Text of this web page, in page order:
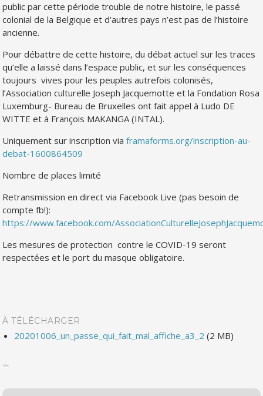
public par cette période trouble de notre histoire, le passé
colonial de la Belgique et d’autres pays n’est pas de l’histoire
ancienne.
Pour débattre de cette histoire, du débat actuel sur les traces
qu’elle a laissé dans l’espace public, et sur les conséquences
toujours vives pour les peuples autrefois colonisés,
l’Association culturelle Joseph Jacquemotte et la Fondation Rosa
Luxemburg- Bureau de Bruxelles ont fait appel à Ludo DE
WITTE et à François MAKANGA (INTAL).
Uniquement sur inscription viaframaforms.org/inscription-au-
debat-1600864509
Nombre de places limité
Retransmission en direct via Facebook Live (pas besoin de
compte fb!):
https://www.facebook.com/
Les mesures de protection contre le COVID-19 seront
respectées et le port du masque obligatoire.
À TÉLÉCHARGER
20201006_un_passe_qui_fait_mal_affiche_a3_2 (2 MB)